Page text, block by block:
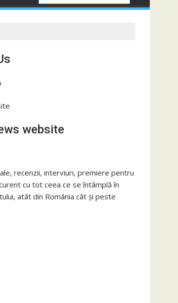
website
recenzii, interviuri, premiere pentru
cu tot ceea ce se întâmplă în
atât din România cât și peste